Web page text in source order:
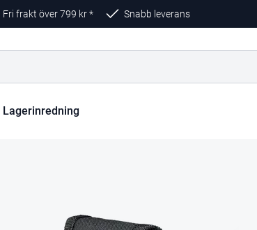
Fri frakt över799 kr * Snabb leverans
Lagerinredning